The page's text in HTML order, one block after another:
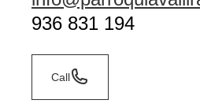
936 831 194
Call